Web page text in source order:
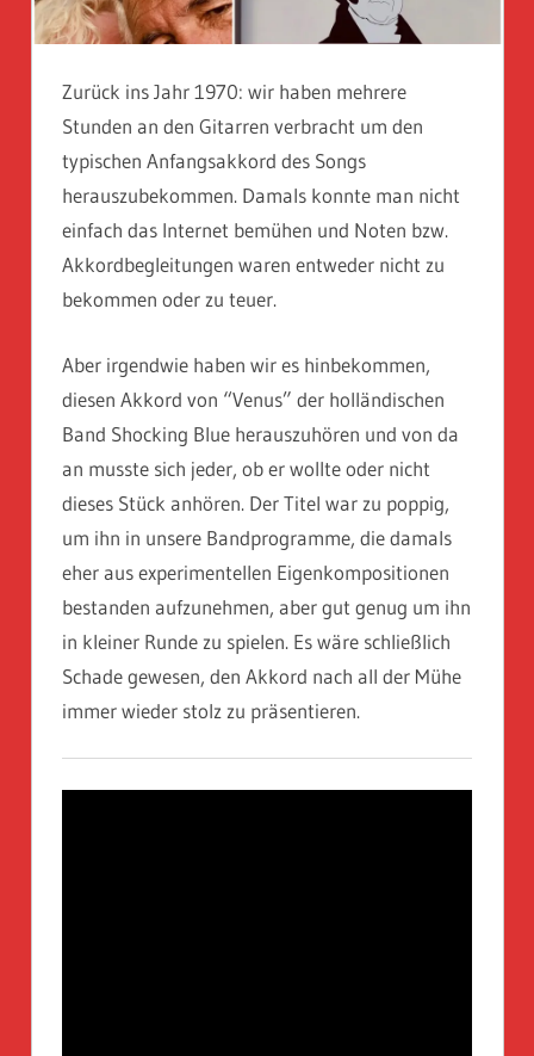
Zurück ins Jahr 1970: wir haben mehrere
Stunden an den Gitarren verbracht um den
typischen Anfangsakkord des Songs
herauszubekommen. Damals konnte man nicht
einfach das Internet bemühen und Noten bzw.
Akkordbegleitungen waren entweder nicht zu
bekommen oder zu teuer.
Aber irgendwie haben wir es hinbekommen,
diesen Akkord von “Venus” der holländischen
Band Shocking Blue herauszuhören und von da
an musste sich jeder, ob er wollte oder nicht
dieses Stück anhören. Der Titel war zu poppig,
um ihn in unsere Bandprogramme, die damals
eher aus experimentellen Eigenkompositionen
bestanden aufzunehmen, aber gut genug um ihn
in kleiner Runde zu spielen. Es wäre schließlich
Schade gewesen, den Akkord nach all der Mühe
immer wieder stolz zu präsentieren.